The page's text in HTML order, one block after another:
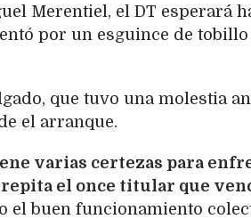
Merentiel, el DT esperará
por un esguince de
que tuvo una molestia
el arranque.
varias certezas para
el once titular que
el buen funcionamiento